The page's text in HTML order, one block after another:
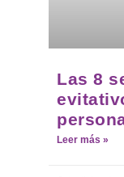
Las 8
Leer más »